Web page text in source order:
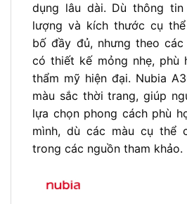
dụng lâu dài. Dù thông
lượng và kích thước cụ
bố đầy đủ, nhưng theo các
có thiết kế mỏng nhẹ, phù
thẩm mỹ hiện đại. Nubia
màu sắc thời trang, giúp
lựa chọn phong cách phù
mình, dù các màu cụ thể
trong các nguồn tham khảo.